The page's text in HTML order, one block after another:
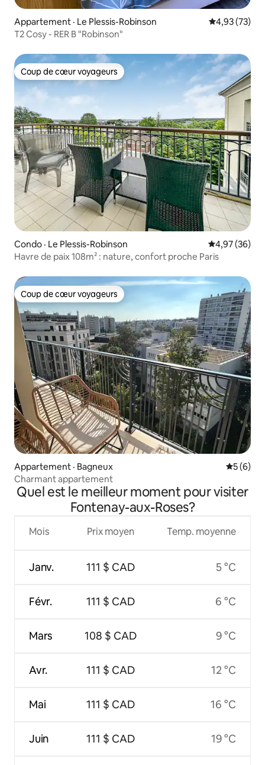
Appartement · Le Plessis-Robinson Note
4,93 (73)
T2 Cosy - RER B "Robinson"
Coup de cœur voyageurs
Coup de cœur voyageurs
Condo · Le Plessis-Robinson Note
4,97 (36)
Havre de paix 108m² : nature, confort proche Paris
Coup de cœur voyageurs
Coup de cœur voyageurs
Appartement · Bagneux Note
5 (6)
Charmant appartement
Quel est le meilleur moment pour visiter
Fontenay-aux-Roses?
Mois
Janv.
Févr.
Mars
Avr.
Mai
Juin
Prix moyen
111 $ CAD
111 $ CAD
108 $ CAD
111 $ CAD
111 $ CAD
111 $ CAD
Temp. moyenne
5 °C
6 °C
9 °C
12 °C
16 °C
19 °C